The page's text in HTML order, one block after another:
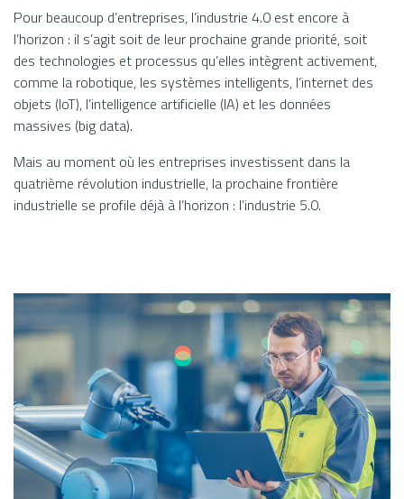
Pour beaucoup d’entreprises, l’industrie 4.0 est encore à
l’horizon : il s’agit soit de leur prochaine grande priorité, soit
des technologies et processus qu’elles intègrent activement,
comme la robotique, les systèmes intelligents, l’internet des
objets (IoT), l’intelligence artificielle (IA) et les données
massives (big data).
Mais au moment où les entreprises investissent dans la
quatrième révolution industrielle, la prochaine frontière
industrielle se profile déjà à l’horizon : l’industrie 5.0.